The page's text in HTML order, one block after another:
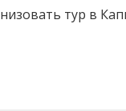
тур в